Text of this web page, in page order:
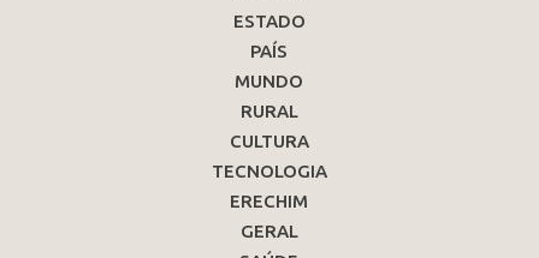
ESTADO
PAÍS
MUNDO
RURAL
CULTURA
TECNOLOGIA
ERECHIM
GERAL